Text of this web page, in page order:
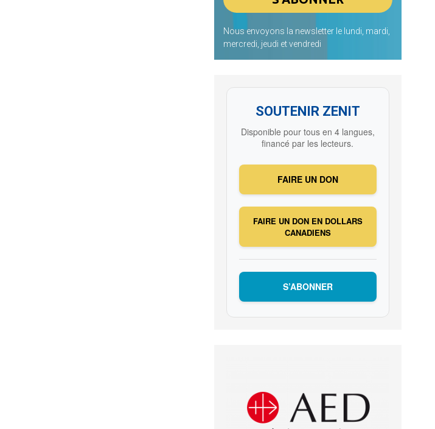
Nous envoyons la newsletter le lundi, mardi,
mercredi, jeudi et vendredi
SOUTENIR ZENIT
Disponible pour tous en 4 langues,
financé par les lecteurs.
FAIRE UN DON
FAIRE UN DON EN DOLLARS
CANADIENS
S’ABONNER